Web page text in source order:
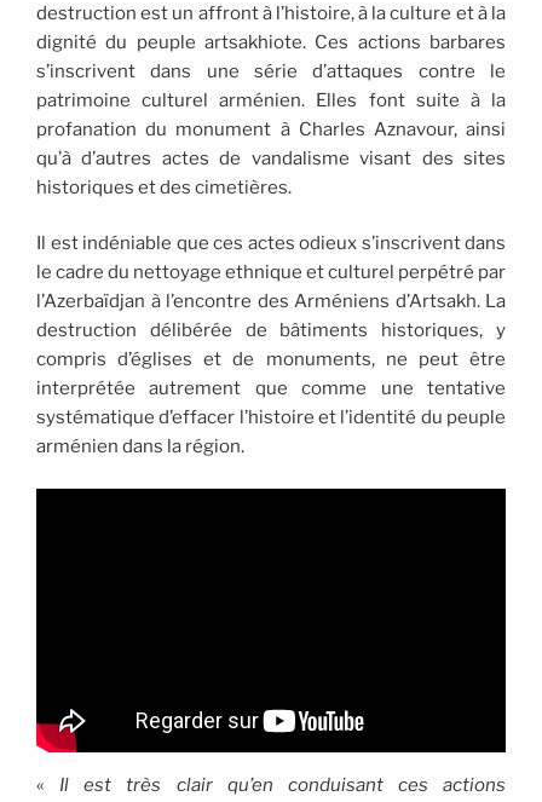
destruction est un affront à l’histoire, à la culture et à la
dignité du peuple artsakhiote. Ces actions barbares
s’inscrivent dans une série d’attaques contre le
patrimoine culturel arménien. Elles font suite à la
profanation du monument à Charles Aznavour, ainsi
qu’à d’autres actes de vandalisme visant des sites
historiques et des cimetières.
Il est indéniable que ces actes odieux s’inscrivent dans
le cadre du nettoyage ethnique et culturel perpétré par
l’Azerbaïdjan à l’encontre des Arméniens d’Artsakh. La
destruction délibérée de bâtiments historiques, y
compris d’églises et de monuments, ne peut être
interprétée autrement que comme une tentative
systématique d’effacer l’histoire et l’identité du peuple
arménien dans la région.
« Il est très clair qu’en conduisant ces actions